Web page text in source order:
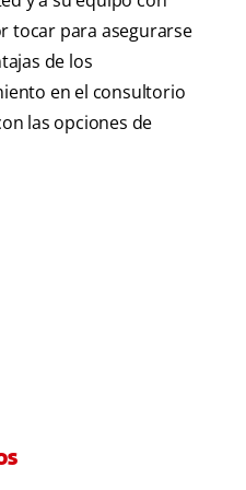
tocar para asegurarse
de los
en el consultorio
las opciones de